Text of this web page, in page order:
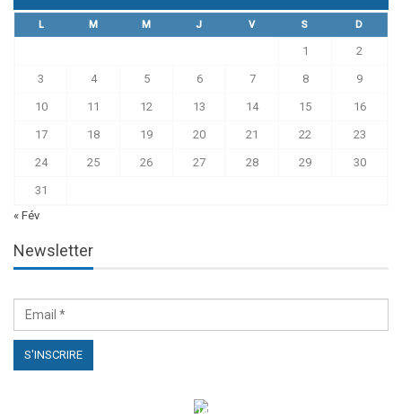
L M M J V S D
1 2
3 4 5 6 7 8 9
10 11 12 13 14 15 16
17 18 19 20 21 22 23
24 25 26 27 28 29 30
31
« Fév
Newsletter
الهياكل الخاضعة لقانون النفاذ إلى المعلومة